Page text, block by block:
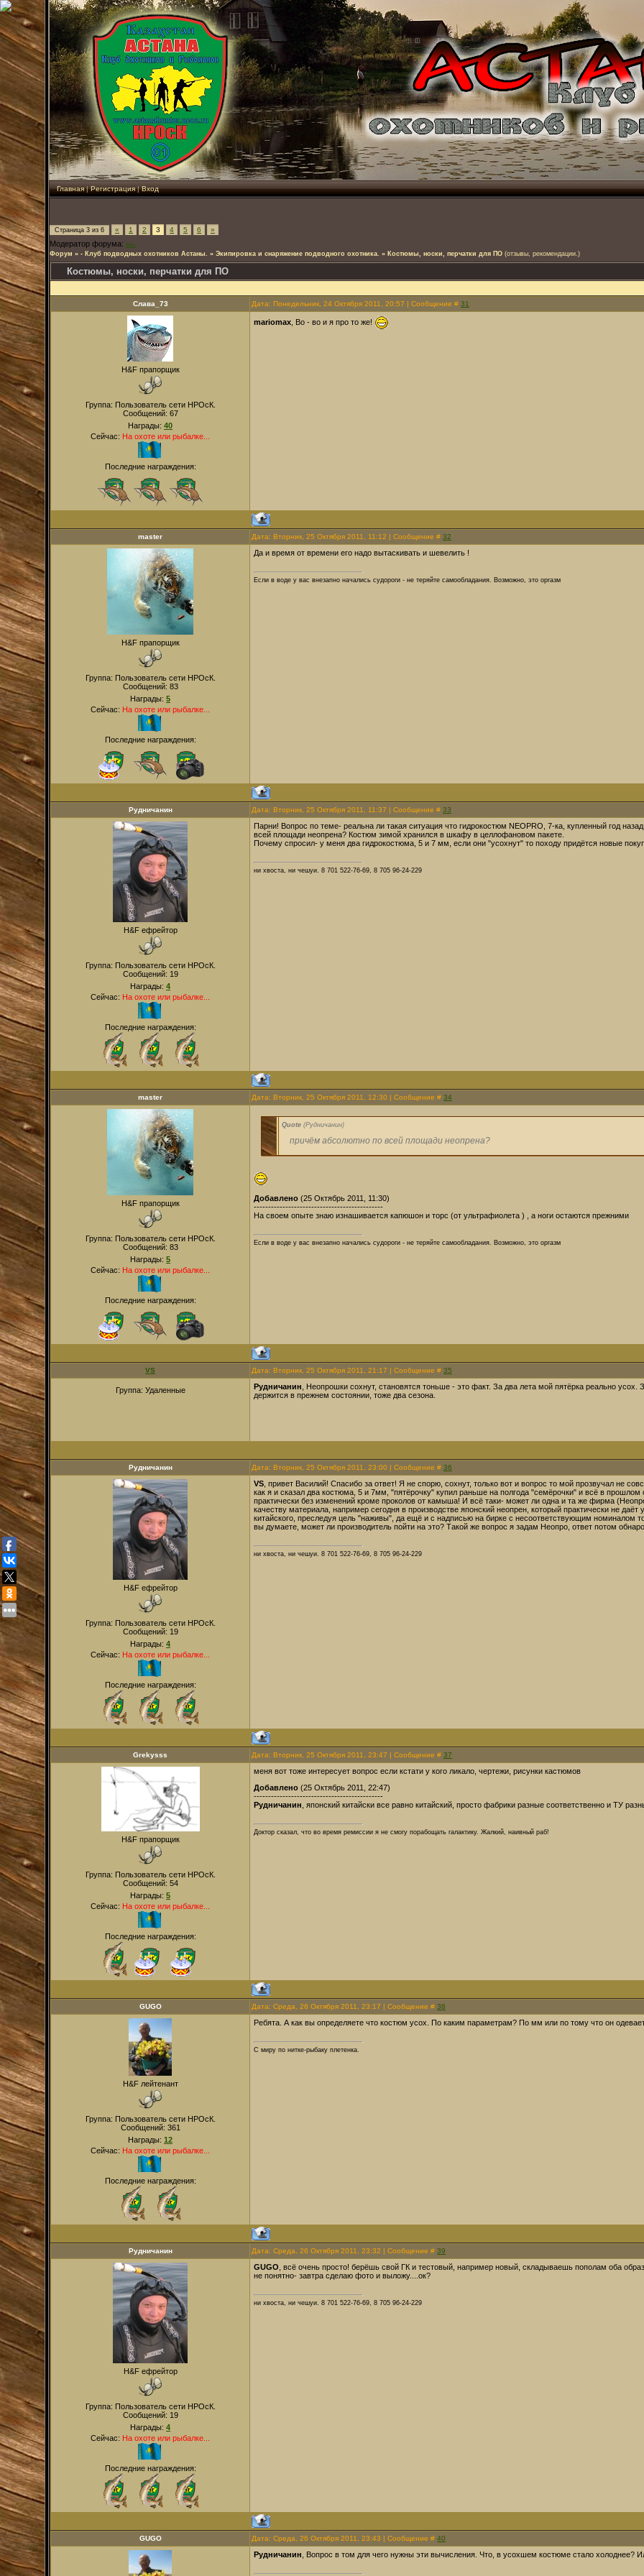
Главная|Регистрация|Вход
Страница 3 из 6 « 1 2 3 4 5 6 »
Модератор форума: fokc
Форум » - Клуб подводных охотников Астаны. » Экипировка и снаряжение подводного охотника. » Костюмы, носки, перчатки для ПО (отзывы, рекомендации.)
Костюмы, носки, перчатки для ПО
Слава_73 Дата: Понедельник, 24 Октября 2011, 20:57 | Сообщение # 31
H&F прапорщик
Группа: Пользователь сети НРОсК.
Сообщений: 67
Награды: 40
Сейчас: На охоте или рыбалке...
Последние награждения:
mariomax , Во - во и я про то же!
master Дата: Вторник, 25 Октября 2011, 11:12 | Сообщение # 32
H&F прапорщик
Группа: Пользователь сети НРОсК.
Сообщений: 83
Награды: 5
Сейчас: На охоте или рыбалке...
Последние награждения:
Да и время от времени его надо вытаскивать и шевелить !
Если в воде у вас внезапно начались судороги - не теряйте самообладания. Возможно, это оргазм
Рудничанин Дата: Вторник, 25 Октября 2011, 11:37 | Сообщение # 33
H&F ефрейтор
Группа: Пользователь сети НРОсК.
Сообщений: 19
Награды: 4
Сейчас: На охоте или рыбалке...
Последние награждения:
Парни! Вопрос по теме- реальна ли такая ситуация что гидрокостюм NEOPRO, 7-ка, купленный год
всей площади неопрена? Костюм зимой хранился в шкафу в целлофановом пакете.
Почему спросил- у меня два гидрокостюма, 5 и 7 мм, если они "усохнут" то походу придётся новые
ни хвоста, ни чешуи. 8 701 522-76-69, 8 705 96-24-229
master Дата: Вторник, 25 Октября 2011, 12:30 | Сообщение # 34
H&F прапорщик
Группа: Пользователь сети НРОсК.
Сообщений: 83
Награды: 5
Сейчас: На охоте или рыбалке...
Последние награждения:
Quote (Рудничанин)
причём абсолютно по всей площади неопрена?
Добавлено (25 Октябрь 2011, 11:30)
---------------------------------------------
На своем опыте знаю изнашивается капюшон и торс (от ультрафиолета ) , а ноги остаются прежними
Если в воде у вас внезапно начались судороги - не теряйте самообладания. Возможно, это оргазм
VS Дата: Вторник, 25 Октября 2011, 21:17 | Сообщение # 35
Группа: Удаленные Рудничанин , Неопрошки сохнут, становятся тоньше - это факт. За два лета мой пятёрка реально
держится в прежнем состоянии, тоже два сезона.
Рудничанин Дата: Вторник, 25 Октября 2011, 23:00 | Сообщение # 36
H&F ефрейтор
Группа: Пользователь сети НРОсК.
Сообщений: 19
Награды: 4
Сейчас: На охоте или рыбалке...
Последние награждения:
VS , привет Василий! Спасибо за ответ! Я не спорю, сохнут, только вот и вопрос то мой прозвучал не
как я и сказал два костюма, 5 и 7мм, "пятёрочку" купил раньше на полгода "семёрочки" и всё в
практически без изменений кроме проколов от камыша! И всё таки- может ли одна и та же фирма
качеству материала, например сегодня в производстве японский неопрен, который практически не
китайского, преследуя цель "наживы", да ещё и с надписью на бирке с несоответствующим номиналом
вы думаете, может ли производитель пойти на это? Такой же вопрос я задам Неопро, ответ потом
ни хвоста, ни чешуи. 8 701 522-76-69, 8 705 96-24-229
Grekysss Дата: Вторник, 25 Октября 2011, 23:47 | Сообщение # 37
H&F прапорщик
Группа: Пользователь сети НРОсК.
Сообщений: 54
Награды: 5
Сейчас: На охоте или рыбалке...
Последние награждения:
меня вот тоже интересует вопрос если кстати у кого ликало, чертежи, рисунки кастюмов
Добавлено (25 Октябрь 2011, 22:47)
---------------------------------------------
Рудничанин , японский китайски все равно китайский, просто фабрики разные соответственно и ТУ
Доктор сказал, что во время ремиссии я не смогу порабощать галактику. Жалкий, наивный раб!
GUGO Дата: Среда, 26 Октября 2011, 23:17 | Сообщение # 38
H&F лейтенант
Группа: Пользователь сети НРОсК.
Сообщений: 361
Награды: 12
Сейчас: На охоте или рыбалке...
Последние награждения:
Ребята. А как вы определяете что костюм усох. По каким параметрам? По мм или по тому что он
С миру по нитке-рыбаку плетенка.
Рудничанин Дата: Среда, 26 Октября 2011, 23:32 | Сообщение # 39
H&F ефрейтор
Группа: Пользователь сети НРОсК.
Сообщений: 19
Награды: 4
Сейчас: На охоте или рыбалке...
Последние награждения:
GUGO , всё очень просто! берёшь свой ГК и тестовый, например новый, складываешь пополам оба
не понятно- завтра сделаю фото и выложу....ок?
ни хвоста, ни чешуи. 8 701 522-76-69, 8 705 96-24-229
GUGO Дата: Среда, 26 Октября 2011, 23:43 | Сообщение # 40
Рудничанин , Вопрос в том для чего нужны эти вычисления. Что, в усохшем костюме стало холоднее?